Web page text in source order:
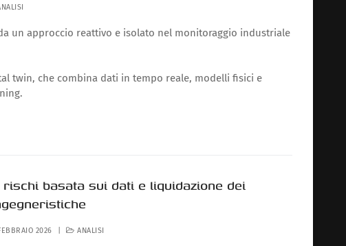
un approccio reattivo e isolato nel monitoraggio industriale
twin, che combina dati in tempo reale, modelli fisici e
basata sui dati e liquidazione dei
2026 ANALISI